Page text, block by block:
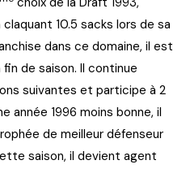
10.5 sacks lors de sa
dans ce domaine, il est
de saison. Il continue
suivantes et participe à 2
année 1996 moins bonne, il
de meilleur défenseur
saison, il devient agent